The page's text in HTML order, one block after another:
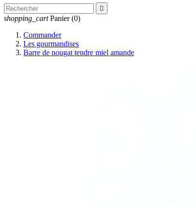

shopping_cart Panier (0)
Commander
Les gourmandises
Barre de nougat tendre miel amande